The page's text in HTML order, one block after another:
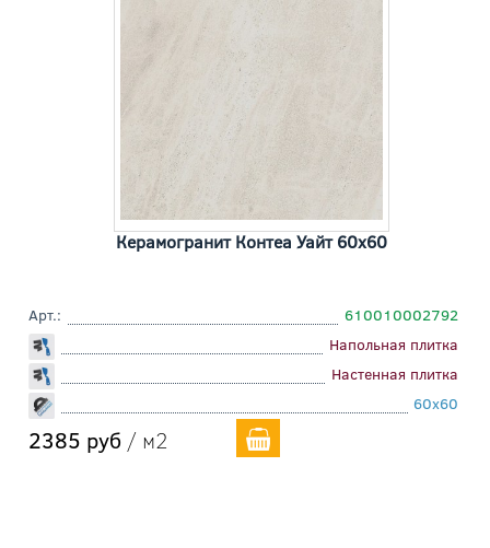
Керамогранит Контеа Уайт 60x60
Арт.:
610010002792
Напольная плитка
Настенная плитка
60x60
2385 руб / м2